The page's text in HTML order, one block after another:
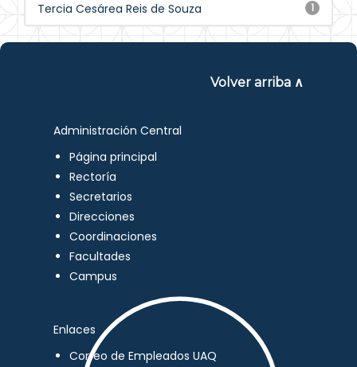
1
Tercia Cesárea Reis de Souza
Volver arriba ∧
Administración Central
Página principal
Rectoría
Secretarios
Direcciones
Coordinaciones
Facultades
Campus
Enlaces
Correo de Empleados UAQ